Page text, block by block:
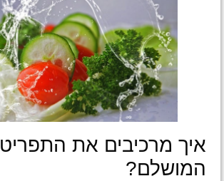
איך מרכיבים את התפריט
המושלם?